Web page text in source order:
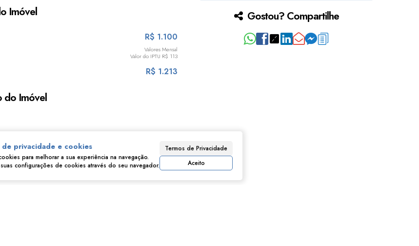
privacidade e cookies
para melhorar a sua experiência na navegação.
configurações de cookies através do seu navegador.
Termos de Privacidade
Aceito
Imóvel
R$ 1.100
Valores Mensal
Valor do IPTU R$ 113
R$ 1.213
do Imóvel
Gostou? Compartilhe